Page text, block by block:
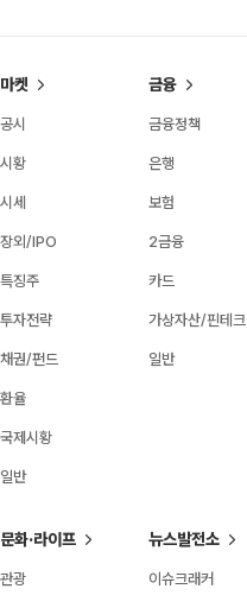
마켓
공시
시황
시세
장외/IPO
특징주
투자전략
채권/펀드
환율
국제시황
일반
금융
금융정책
은행
보험
2금융
카드
가상자산/핀테크
일반
문화·라이프
관광
뉴스발전소
이슈크래커